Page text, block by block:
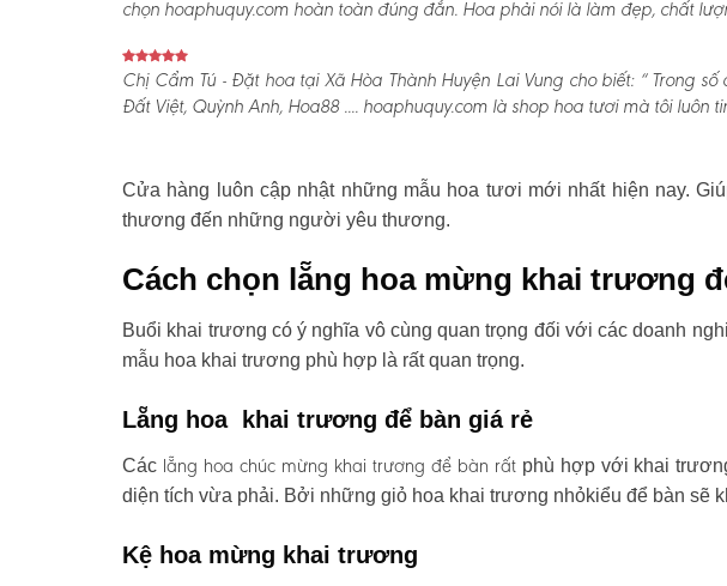
chọn hoaphuquy.com hoàn toàn đúng đắn. Hoa phải nói là làm đẹp, chất
Chị Cẩm Tú - Đặt hoa tại Xã Hòa Thành Huyện Lai Vung cho biết:“ Trong số
Đất Việt, Quỳnh Anh, Hoa88 .... hoaphuquy.com là shop hoa tươi mà tôi
Cửa hàng luôn cập nhật những mẫu hoa tươi mới nhất hiện nay.
thương đến những người yêu thương.
Cách chọn lẵng hoa mừng khai trương
Buổi khai trương có ý nghĩa vô cùng quan trọng đối với các doanh
mẫu hoa khai trương phù hợp là rất quan trọng.
Lẵng hoa khai trương để bàn giá rẻ
Các lẵng hoa chúc mừng khai trương để bàn rấtphù hợp với khai
diện tích vừa phải. Bởi những giỏ hoa khai trương nhỏkiểu để bàn sẽ
Kệ hoa mừng khai trương